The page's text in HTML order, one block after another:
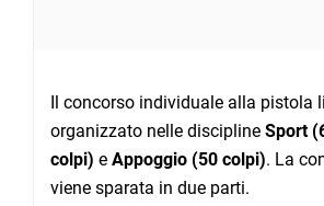
Il concorso individuale alla pistola
organizzato nelle discipline Sport
colpi) e Appoggio (50 colpi). La
viene sparata in due parti.